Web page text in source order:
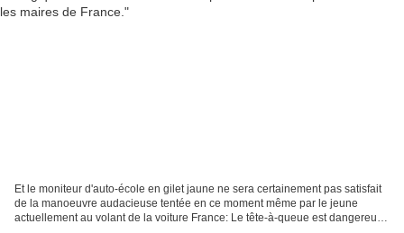
Et le moniteur d'auto-école en gilet jaune ne sera certainement pas satisfait
de la manoeuvre audacieuse tentée en ce moment même par le jeune
actuellement au volant de la voiture France: Le tête-à-queue est dangereux,